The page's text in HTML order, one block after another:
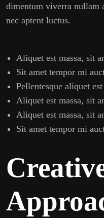
dimentum viverra nullam
nec aptent luctus.
Aliquet est massa, sit
Sit amet tempor mi
Pellentesque aliquet
Aliquet est massa, sit
Aliquet est massa, sit
Sit amet tempor mi